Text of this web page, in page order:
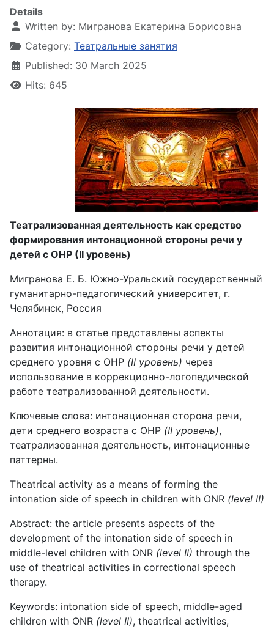
Details
Written by: Мигранова Екатерина Борисовна
Category: Театральные занятия
Published: 30 March 2025
Hits: 645
Театрализованная деятельность как средство
формирования интонационной стороны речи у
детей с ОНР (II уровень)
Мигранова Е. Б. Южно-Уральский государственный
гуманитарно-педагогический университет, г.
Челябинск, Россия
Аннотация: в статье представлены аспекты
развития интонационной стороны речи у детей
среднего уровня с ОНР (II уровень) через
использование в коррекционно-логопедической
работе театрализованной деятельности.
Ключевые слова: интонационная сторона речи,
дети среднего возраста с ОНР (II уровень),
театрализованная деятельность, интонационные
паттерны.
Theatrical activity as a means of forming the
intonation side of speech in children with ONR (level II)
Abstract: the article presents aspects of the
development of the intonation side of speech in
middle-level children with ONR (level II) through the
use of theatrical activities in correctional speech
therapy.
Keywords: intonation side of speech, middle-aged
children with ONR (level II), theatrical activities,